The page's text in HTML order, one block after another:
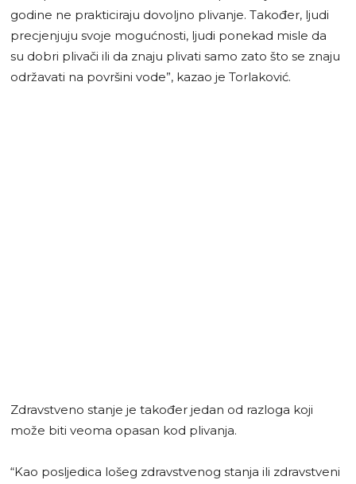
godine ne prakticiraju dovoljno plivanje. Također, ljudi
precjenjuju svoje mogućnosti, ljudi ponekad misle da
su dobri plivači ili da znaju plivati samo zato što se znaju
održavati na površini vode”, kazao je Torlaković.
Zdravstveno stanje je također jedan od razloga koji
može biti veoma opasan kod plivanja.
“Kao posljedica lošeg zdravstvenog stanja ili zdravstveni